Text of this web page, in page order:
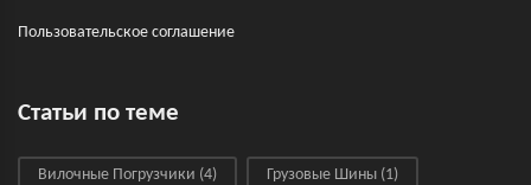
Пользовательское соглашение
Статьи по теме
Вилочные Погрузчики (4) Грузовые Шины (1)